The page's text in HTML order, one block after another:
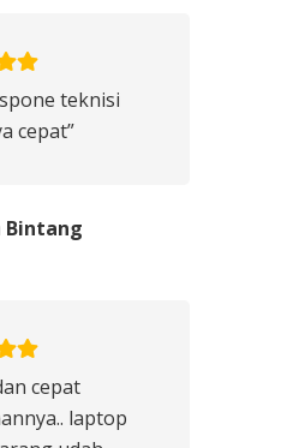
teknisi
cepat”
Bintang
cepat
laptop